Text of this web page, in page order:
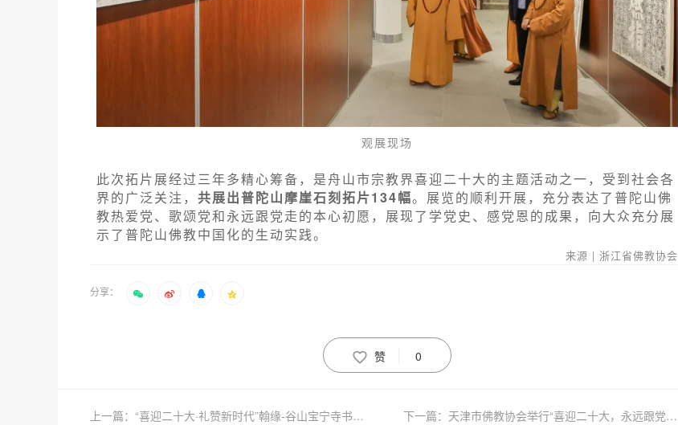
观展现场
此次拓片展经过三年多精心筹备，是舟山市宗教界喜迎二十大的主题活动之一，受到社会各
界的广泛关注， 共展出普陀山摩崖石刻拓片134幅。展览的顺利开展，充分表达了普陀山佛
教热爱党、歌颂党和永远跟党走的本心初愿，展现了学党史、感党恩的成果，向大众充分展
示了普陀山佛教中国化的生动实践。
来源 | 浙江省佛教协会
分享：
赞 0
上一篇：“喜迎二十大·礼赞新时代”翰缘-谷山宝宁寺书画院书画作品展在长沙开幕 下一篇：天津市佛教协会举行“喜迎二十大，永远跟党走”“四史”教育专题讲座